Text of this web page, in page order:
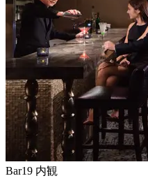
Bar19 内観